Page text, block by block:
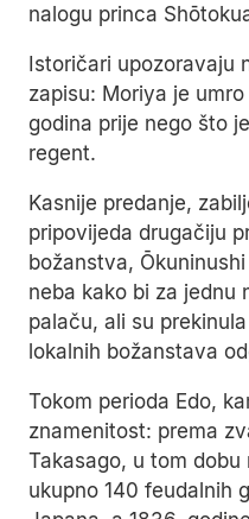
nalogu princa
Istoričari upozoravaju
zapisu: Moriya je
godina prije nego što
regent.
Kasnije predanje,
pripovijeda drugačiju
božanstva,
neba kako bi za jednu
palaču, ali su
lokalnih božanstava
Tokom perioda Edo,
znamenitost: prema
Takasago, u tom
ukupno 140 feudalnih